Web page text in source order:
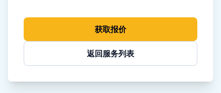
获取报价
返回服务列表